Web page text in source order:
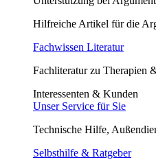
Hilfreiche Artikel für die
Fachwissen Literatur
Fachliteratur zu Therapien
Interessenten & Kunden
Unser Service für Sie
Technische Hilfe,
Selbsthilfe & Ratgeber